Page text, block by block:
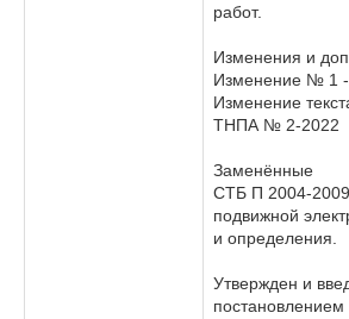
работ.
Изменения и
Изменение № 1
Изменение
ТНПА № 2-2022
Заменённые
СТБ П 2004-2009
подвижной
и определения.
Утвержден и
постановлением